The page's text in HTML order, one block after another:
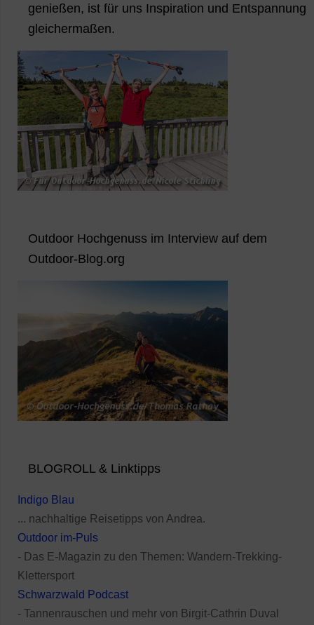
genießen, ist für uns Inspiration und Entspannung
gleichermaßen.
Outdoor Hochgenuss im Interview auf dem
Outdoor-Blog.org
BLOGROLL & Linktipps
Indigo Blau
... nachhaltige Reisetipps von Andrea.
Outdoor im-Puls
- Das E-Magazin zu den Themen: Wandern-Trekking-
Klettersport
Schwarzwald Podcast
- Tannenrauschen und mehr von Birgit-Cathrin Duval